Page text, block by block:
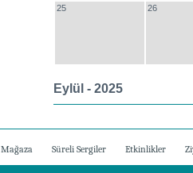
25 26
Eylül - 2025
Mağaza Süreli Sergiler Etkinlikler